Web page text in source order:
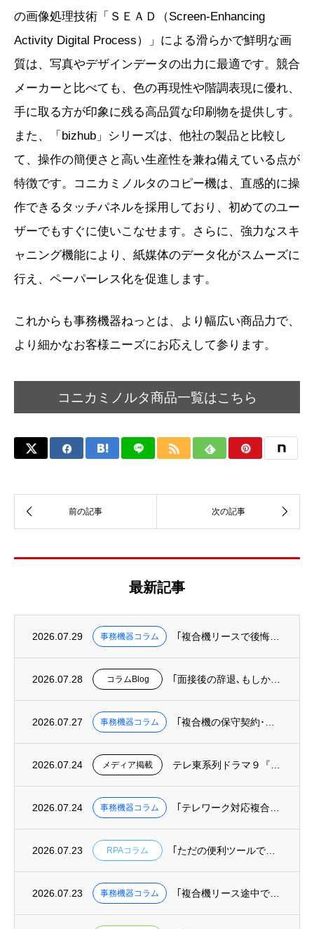
の画像処理技術「ＳＥＡＤ（Screen-Enhancing
Activity Digital Process）」による滑らかで鮮明な画
質は、写真やデザインデータの出力に最適です。競合
メーカーと比べても、色の再現性や階調表現に優れ、
手に取る方が印象に残る高品質な印刷物を提供しす。
また、「bizhub」シリーズは、他社の製品と比較し
て、操作の簡便さと高い生産性を兼ね備えている点が
特徴です。コニカミノルタのコピー機は、直感的に操
作できるタッチパネルを採用しており、初めてのユー
ザーでもすぐに使いこなせます。さらに、強力なスキ
ャニング機能により、紙媒体のデータ化がスムーズに
行え、ペーパーレス化を促進します。
これからも事務機器ねっとは、より幅広い商品力で、
より細かなお客様ニーズにお応えして参ります。
コニカミノルタ商品一覧はこちら
最新記事
2026.07.29 事務機器コラム
2026.07.28 コラムBlog
2026.07.27 事務機器コラム
2026.07.24 メディア掲載
2026.07.24 事務機器コラム
2026.07.23 RPAコラム
2026.07.23 事務機器コラム